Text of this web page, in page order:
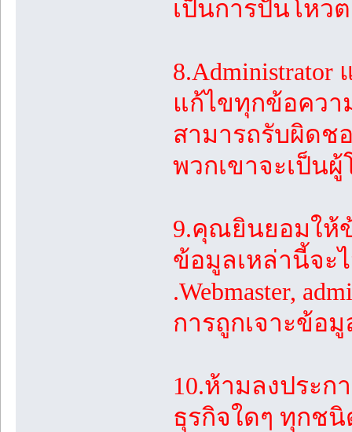
เป็นการปั่นโหว
8.Administrator
แก้ไขทุกข้อความ
สามารถรับผิดช
พวกเขาจะเป็นผู้
9.คุณยินยอมให้
ข้อมูลเหล่านี้จะ
.Webmaster,
การถูกเจาะข้อ
10.ห้ามลงประ
ธุรกิจใดๆ ทุกช